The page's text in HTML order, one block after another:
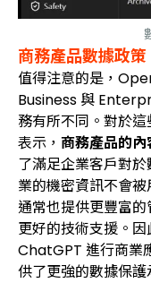
商務產品數據政
值得注意的是，
Business 與
務有所不同。對於
表示， 商務產品的
了滿足企業客戶對
業的機密資訊不會
通常也提供更豐富
更好的技術支援。
ChatGPT 進行商業
供了更強的數據保護